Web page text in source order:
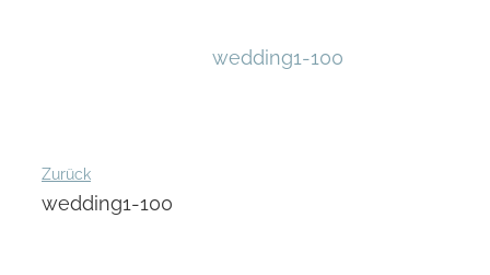
wedding1-100
Zurück
wedding1-100